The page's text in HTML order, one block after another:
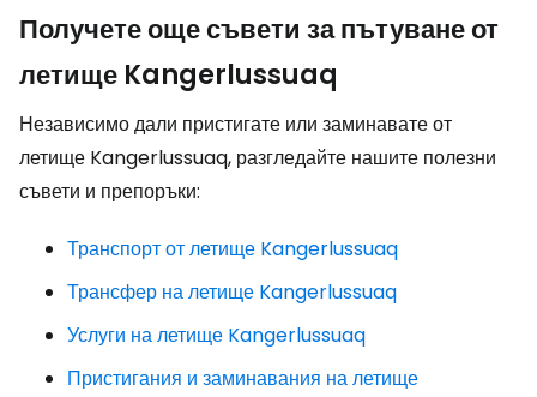
Получете още съвети за пътуване от
летище Kangerlussuaq
Независимо дали пристигате или заминавате от
летище Kangerlussuaq, разгледайте нашите полезни
съвети и препоръки:
Транспорт от летище Kangerlussuaq
Трансфер на летище Kangerlussuaq
Услуги на летище Kangerlussuaq
Пристигания и заминавания на летище